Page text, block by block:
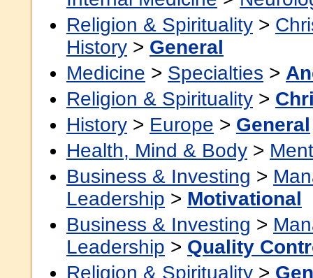
Religion & Spirituality >
History > General
Medicine > Specialties >
Religion & Spirituality >
History > Europe > General
Health, Mind & Body >
Business & Investing >
Leadership > Motivational
Business & Investing >
Leadership > Quality
Religion & Spirituality >